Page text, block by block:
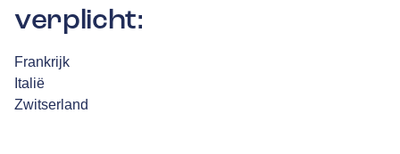
verplicht:
Frankrijk
Italië
Zwitserland